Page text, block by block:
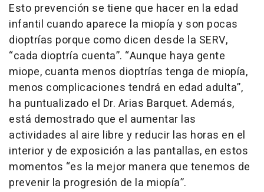
Esto prevención se tiene que hacer en la edad
infantil cuando aparece la miopía y son pocas
dioptrías porque como dicen desde la SERV,
“cada dioptría cuenta”. “Aunque haya gente
miope, cuanta menos dioptrías tenga de miopía,
menos complicaciones tendrá en edad adulta”,
ha puntualizado el Dr. Arias Barquet. Además,
está demostrado que el aumentar las
actividades al aire libre y reducir las horas en el
interior y de exposición a las pantallas, en estos
momentos “es la mejor manera que tenemos de
prevenir la progresión de la miopía”.